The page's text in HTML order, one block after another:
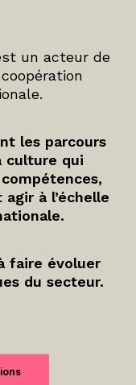
un acteur de
les parcours
culture qui
à l’échelle
faire évoluer
du secteur.